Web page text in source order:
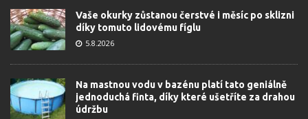
Vaše okurky zůstanou čerstvé i měsíc po sklizni
díky tomuto lidovému fíglu
5.8.2026
Na mastnou vodu v bazénu platí tato geniálně
jednoduchá finta, díky které ušetříte za drahou
údržbu